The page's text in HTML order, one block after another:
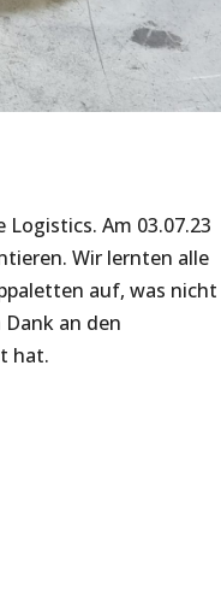
Am 03.07.23
Wir lernten alle
auf, was
an den
hat.